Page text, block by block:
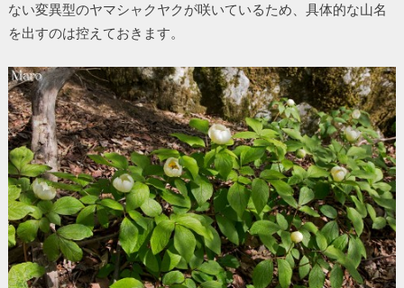
ない変異型のヤマシャクヤクが咲いているため、具体的な山名
を出すのは控えておきます。